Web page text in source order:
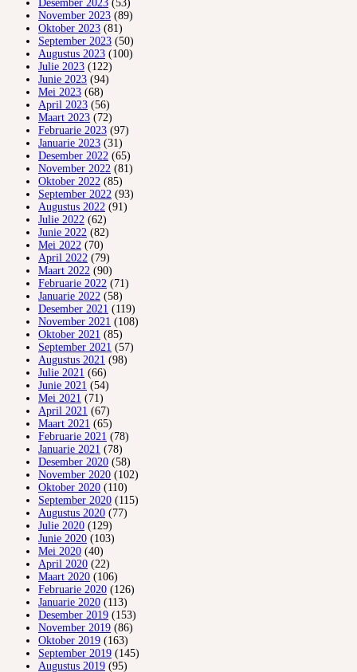
Desember 2023 (53)
November 2023 (89)
Oktober 2023 (81)
September 2023 (50)
Augustus 2023 (100)
Julie 2023 (122)
Junie 2023 (94)
Mei 2023 (68)
April 2023 (56)
Maart 2023 (72)
Februarie 2023 (97)
Januarie 2023 (31)
Desember 2022 (65)
November 2022 (81)
Oktober 2022 (85)
September 2022 (93)
Augustus 2022 (91)
Julie 2022 (62)
Junie 2022 (82)
Mei 2022 (70)
April 2022 (79)
Maart 2022 (90)
Februarie 2022 (71)
Januarie 2022 (58)
Desember 2021 (119)
November 2021 (108)
Oktober 2021 (85)
September 2021 (57)
Augustus 2021 (98)
Julie 2021 (66)
Junie 2021 (54)
Mei 2021 (71)
April 2021 (67)
Maart 2021 (65)
Februarie 2021 (78)
Januarie 2021 (78)
Desember 2020 (58)
November 2020 (102)
Oktober 2020 (110)
September 2020 (115)
Augustus 2020 (77)
Julie 2020 (129)
Junie 2020 (103)
Mei 2020 (40)
April 2020 (22)
Maart 2020 (106)
Februarie 2020 (126)
Januarie 2020 (113)
Desember 2019 (153)
November 2019 (86)
Oktober 2019 (163)
September 2019 (145)
Augustus 2019 (95)